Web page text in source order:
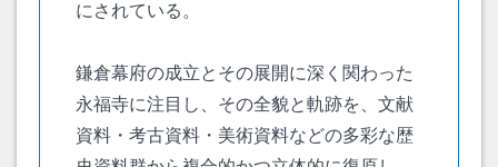
にされている。
鎌倉幕府の成立とその展開に深く関わった
永福寺に注目し、その全貌と軌跡を、文献
資料・考古資料・美術資料などの多彩な歴